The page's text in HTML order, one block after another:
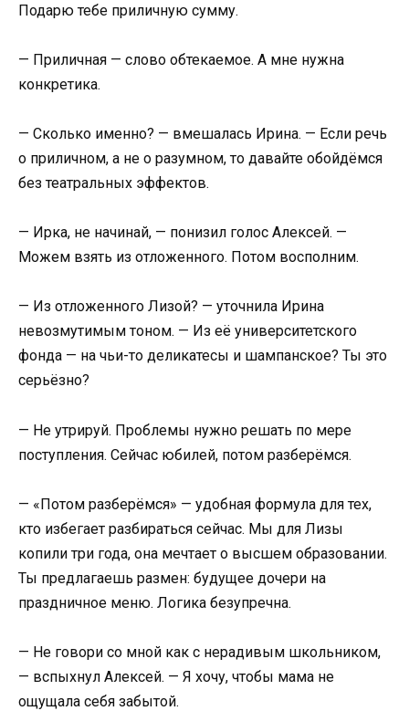
Подарю тебе приличную сумму.
— Приличная — слово обтекаемое. А мне нужна
конкретика.
— Сколько именно? — вмешалась Ирина. — Если речь
о приличном, а не о разумном, то давайте обойдёмся
без театральных эффектов.
— Ирка, не начинай, — понизил голос Алексей. —
Можем взять из отложенного. Потом восполним.
— Из отложенного Лизой? — уточнила Ирина
невозмутимым тоном. — Из её университетского
фонда — на чьи-то деликатесы и шампанское? Ты это
серьёзно?
— Не утрируй. Проблемы нужно решать по мере
поступления. Сейчас юбилей, потом разберёмся.
— «Потом разберёмся» — удобная формула для тех,
кто избегает разбираться сейчас. Мы для Лизы
копили три года, она мечтает о высшем образовании.
Ты предлагаешь размен: будущее дочери на
праздничное меню. Логика безупречна.
— Не говори со мной как с нерадивым школьником,
— вспыхнул Алексей. — Я хочу, чтобы мама не
ощущала себя забытой.